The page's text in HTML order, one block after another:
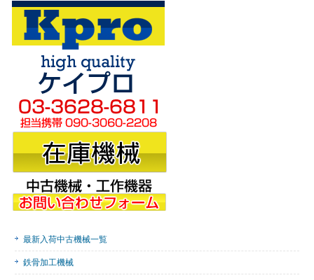
最新入荷中古機械一覧
鉄骨加工機械